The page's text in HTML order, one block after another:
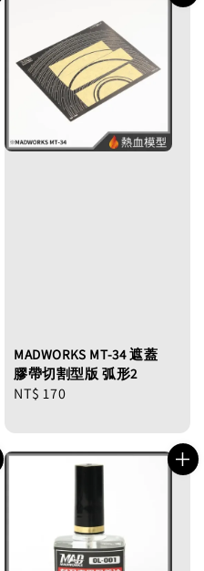
MADWORKS MT-34 遮蓋
膠帶切割型版 弧形2
Regular
NT$ 170